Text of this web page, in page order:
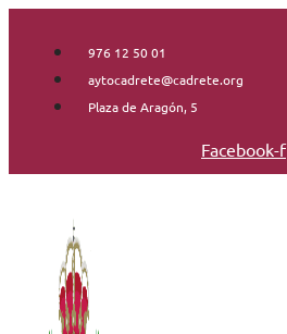
contenido
976 12 50 01
aytocadrete@cadrete.org
Plaza de Aragón, 5
Facebook-f